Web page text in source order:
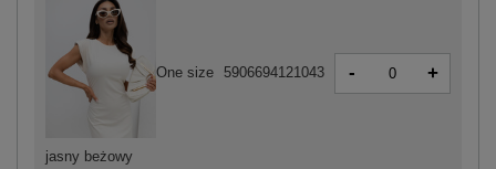
jasny beżowy
One size 5906694121043 - +